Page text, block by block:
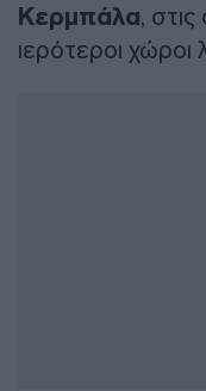
Κερμπάλα, στις
ιερότεροι χώροι